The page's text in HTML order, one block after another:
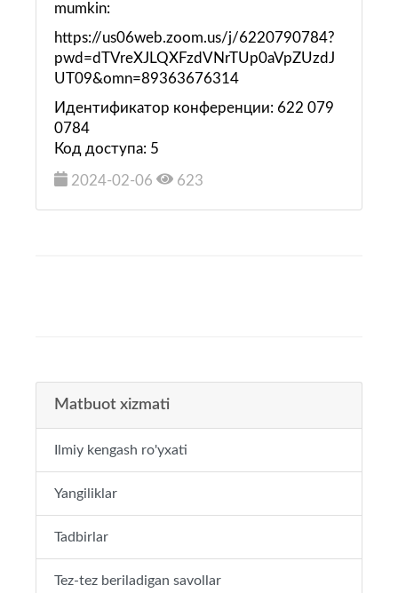
mumkin:
https://us06web.zoom.us/j/6220790784?
pwd=dTVreXJLQXFzdVNrTUp0aVpZUzdJ
UT09&omn=89363676314
Идентификатор конференции: 622 079
0784
Код доступа: 5
2024-02-06 623
Matbuot xizmati
Ilmiy kengash ro'yxati
Yangiliklar
Tadbirlar
Tez-tez beriladigan savollar